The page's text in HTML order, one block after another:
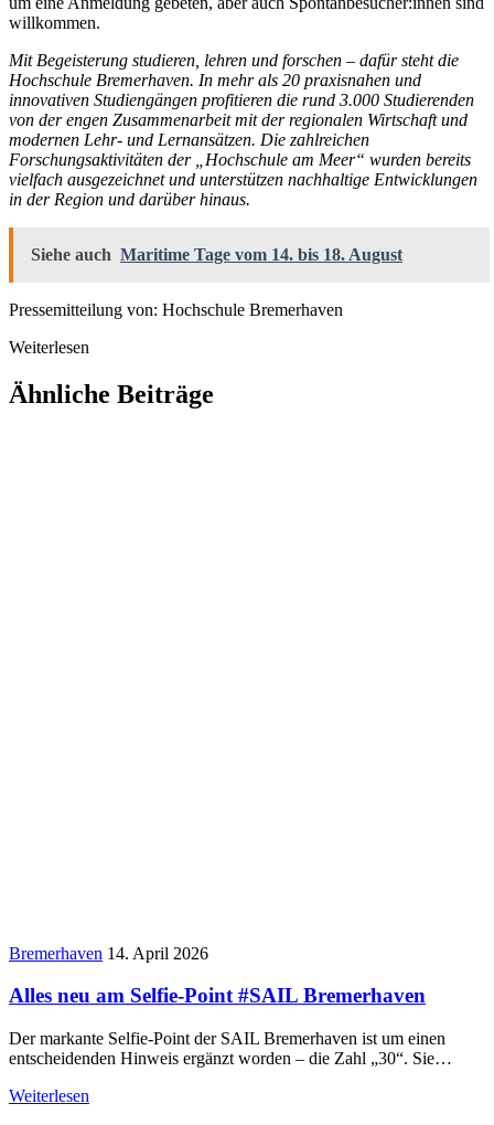
willkommen.
Mit Begeisterung studieren, lehren und forschen – dafür steht die
Hochschule Bremerhaven. In mehr als 20 praxisnahen und
innovativen Studiengängen profitieren die rund 3.000 Studierenden
von der engen Zusammenarbeit mit der regionalen Wirtschaft und
modernen Lehr- und Lernansätzen. Die zahlreichen
Forschungsaktivitäten der „Hochschule am Meer“ wurden bereits
vielfach ausgezeichnet und unterstützen nachhaltige Entwicklungen
in der Region und darüber hinaus.
Siehe auch Maritime Tage vom 14. bis 18. August
Pressemitteilung von: Hochschule Bremerhaven
Weiterlesen
Ähnliche Beiträge
Bremerhaven 14. April 2026
Alles neu am Selfie-Point #SAIL Bremerhaven
Der markante Selfie-Point der SAIL Bremerhaven ist um einen
entscheidenden Hinweis ergänzt worden – die Zahl „30“. Sie…
Weiterlesen